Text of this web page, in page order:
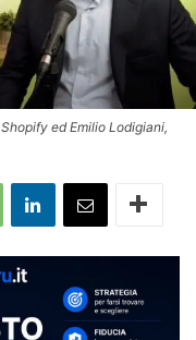
ed Emilio Lodigiani,